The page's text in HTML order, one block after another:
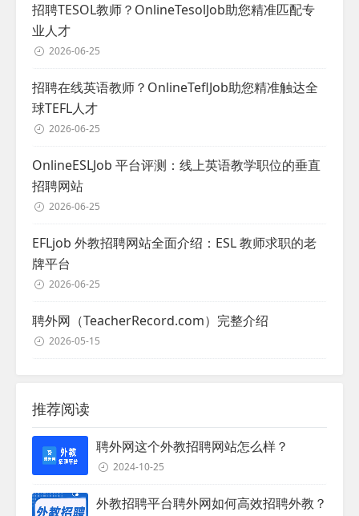
招聘TESOL教师？OnlineTesolJob助您精准匹配专
业人才
2026-06-25
招聘在线英语教师？OnlineTeflJob助您精准触达全
球TEFL人才
2026-06-25
OnlineESLJob 平台评测：线上英语教学职位的垂直
招聘网站
2026-06-25
EFLjob 外教招聘网站全面介绍：ESL 教师求职的老
牌平台
2026-06-25
聘外网（TeacherRecord.com）完整介绍
2026-05-15
推荐阅读
聘外网这个外教招聘网站怎么样？
2024-10-25
外教招聘平台聘外网如何高效招聘外教？